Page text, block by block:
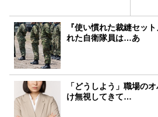
『使い慣れた裁縫セッ
れた自衛隊員は…あ
「どうしよう」職場の
け無視してきて…